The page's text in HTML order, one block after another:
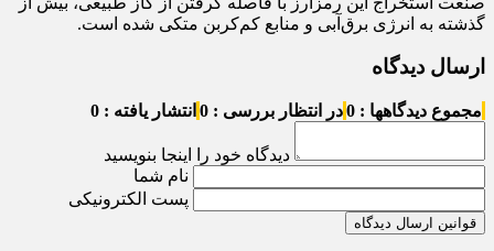
گذشته به انرژی برق‌آبی و منابع کم‌کربن متکی شده است.
ارسال دیدگاه
مجموع دیدگاهها : 0 در انتظار بررسی : 0 انتشار یافته : 0
دیدگاه خود را اینجا بنویسید
نام شما
پست الکترونیکی
قوانین ارسال دیدگاه